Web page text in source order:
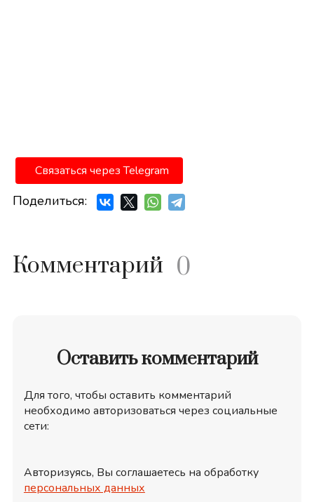
Связаться через Telegram
Поделиться:
Комментарий 0
Оставить комментарий
Для того, чтобы оставить комментарий
необходимо авторизоваться через социальные
сети:
Авторизуясь, Вы соглашаетесь на обработку
персональных данных